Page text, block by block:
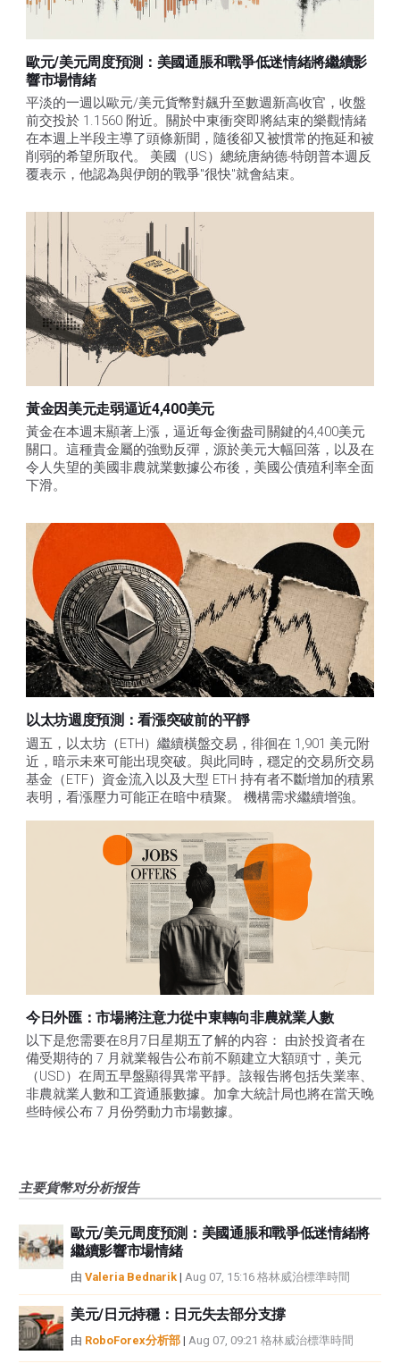
歐元/美元周度預測：美國通脹和戰爭低迷情緒將繼續影
響市場情緒
平淡的一週以歐元/美元貨幣對飆升至數週新高收官，收盤
前交投於 1.1560 附近。關於中東衝突即將結束的樂觀情緒
在本週上半段主導了頭條新聞，隨後卻又被慣常的拖延和被
削弱的希望所取代。 美國（US）總統唐納德-特朗普本週反
覆表示，他認為與伊朗的戰爭"很快"就會結束。
黃金因美元走弱逼近4,400美元
黃金在本週末顯著上漲，逼近每金衡盎司關鍵的4,400美元
關口。這種貴金屬的強勁反彈，源於美元大幅回落，以及在
令人失望的美國非農就業數據公布後，美國公債殖利率全面
下滑。
以太坊週度預測：看漲突破前的平靜
週五，以太坊（ETH）繼續橫盤交易，徘徊在 1,901 美元附
近，暗示未來可能出現突破。與此同時，穩定的交易所交易
基金（ETF）資金流入以及大型 ETH 持有者不斷增加的積累
表明，看漲壓力可能正在暗中積聚。 機構需求繼續增強。
今日外匯：市場將注意力從中東轉向非農就業人數
以下是您需要在8月7日星期五了解的内容： 由於投資者在
備受期待的 7 月就業報告公布前不願建立大額頭寸，美元
（USD）在周五早盤顯得異常平靜。該報告將包括失業率、
非農就業人數和工資通脹數據。加拿大統計局也將在當天晚
些時候公布 7 月份勞動力市場數據。
主要貨幣对分析报告
歐元/美元周度預測：美國通脹和戰爭低迷情緒將
繼續影響市場情緒
由 Valeria Bednarik | Aug 07, 15:16 格林威治標準時間
美元/日元持穩：日元失去部分支撐
由 RoboForex分析部 | Aug 07, 09:21 格林威治標準時間